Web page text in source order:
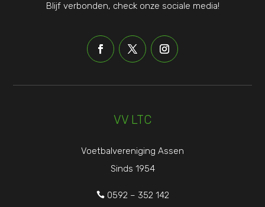
Blijf verbonden, check onze sociale media!
VV LTC
Voetbalvereniging Assen
Sinds 1954
 0592 – 352 142